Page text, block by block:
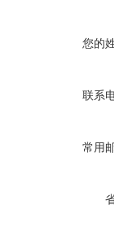
您的
联系
常用